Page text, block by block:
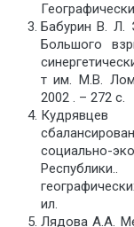
Бабурин В. Л.
Большого
т им. М.В.
2002 . – 272 с.
социально-
ил.
Лядова А.А.